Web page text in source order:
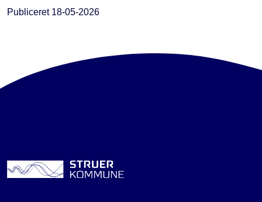
Publiceret 18-05-2026